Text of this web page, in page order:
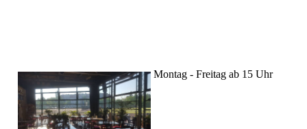
Montag - Freitag ab 15 Uhr